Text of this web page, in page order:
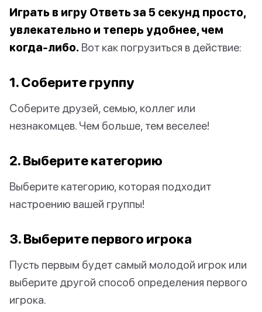
Играть в игру Ответь за 5 секунд просто,
увлекательно и теперь удобнее, чем
когда-либо. Вот как погрузиться в действие:
1. Соберите группу
Соберите друзей, семью, коллег или
незнакомцев. Чем больше, тем веселее!
2. Выберите категорию
Выберите категорию, которая подходит
настроению вашей группы!
3. Выберите первого игрока
Пусть первым будет самый молодой игрок или
выберите другой способ определения первого
игрока.